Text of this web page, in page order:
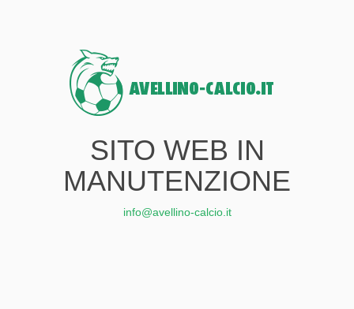
SITO WEB IN
MANUTENZIONE
info@avellino-calcio.it